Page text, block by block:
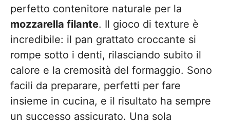
perfetto contenitore naturale per la
mozzarella filante. Il gioco di texture è
incredibile: il pan grattato croccante si
rompe sotto i denti, rilasciando subito il
calore e la cremosità del formaggio. Sono
facili da preparare, perfetti per fare
insieme in cucina, e il risultato ha sempre
un successo assicurato. Una sola